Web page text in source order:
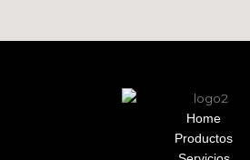
Home
Productos